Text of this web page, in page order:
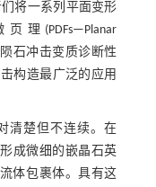
将一系列平面变形
理(PDFs—Planar
陨石冲击变质诊断性
构造最广泛的应用
清楚但不连续。在
成微细的嵌晶石英
体包裹体。具有这